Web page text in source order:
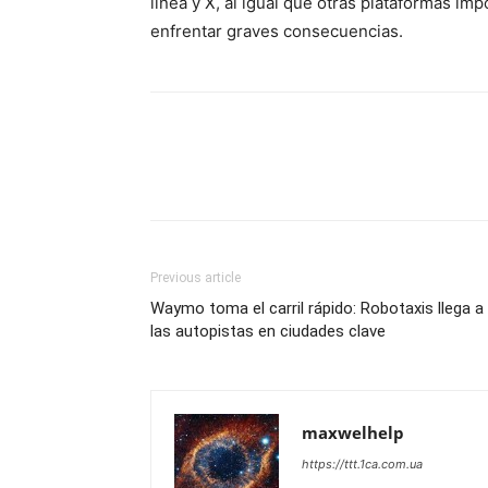
enfrentar graves consecuencias.
Previous article
Waymo toma el carril rápido: Robotaxis llega a
las autopistas en ciudades clave
maxwelhelp
https://ttt.1ca.com.ua